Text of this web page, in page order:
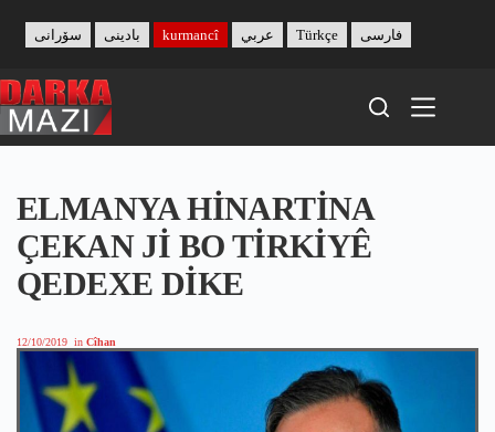
content
بادینی سۆرانی kurmancî عربي Türkçe فارسی
ELMANYA HİNARTİNA
ÇEKAN Jİ BO TİRKİYÊ
QEDEXE DİKE
12/10/2019 in Cîhan